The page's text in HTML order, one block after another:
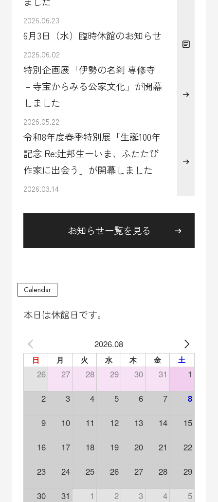
2026.06.23
6月3日（水）臨時休館のお知らせ
2026.06.02
特別企画展「伊勢の名刹 専修寺
－寺宝からみる公家文化」が開幕
しました
2026.05.22
令和8年度春季特別展「生誕100年
記念 Re:辻邦生ーいま、ふたたび
作家に出会う」が開幕しました
2026.03.14
お知らせ一覧を見る
本日は休館日です。
2026.08
日 月 火 水 木 金 土
26 27 28 29 30 31 1
2 3 4 5 6 7 8
9 10 11 12 13 14 15
16 17 18 19 20 21 22
23 24 25 26 27 28 29
30 31 1 2 3 4 5